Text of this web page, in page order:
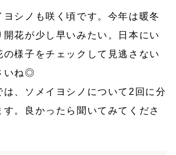
ヨシノも咲く頃です。今年は暖冬
開花が少し早いみたい。日本にい
の様子をチェックして見逃さない
いね◎
は、ソメイヨシノについて2回に分
。良かったら聞いてみてくださ